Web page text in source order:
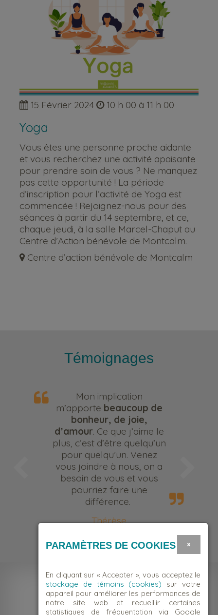
15 Février 2024 10 h 00 à 11 h 00
Yoga
Vous êtes une personne proche aidante
et vous recherchez une activité apaisante
pour prendre soin de vous ? Ne manquez
pas cette opportunité ! La période
d’inscription pour l’activité de Yoga est
commencée ! Rejoignez-nous pour des
séances à partir du 14 septembre, et ce,
chaque jeudi, à la salle Marcel-Chaput au
Centre d’Action bénévole de Montcalm.
Centre d’action bénévole de Montcalm
Témoignages
Mon implication
m’apporte beaucoup de
bonheur, de joie,
d’amour. Ce que j’aime le
plus, c’est d’être quelqu’un
pour quelqu’un. Venez
vous joindre à nous, on a
besoin de vous et vous
pourriez faire une
différence.
Thérèse
×
PARAMÈTRES DE COOKIES
En cliquant sur « Accepter », vous acceptez le
stockage de témoins (cookies) sur votre
appareil pour améliorer les performances de
notre site web et recueillir certaines
statistiques de fréquentation via Google